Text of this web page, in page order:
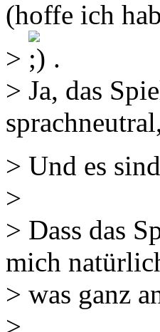
(hoffe ich
>
.
> Ja, das
> Und es
>
> Dass das
mich
> was ganz
>